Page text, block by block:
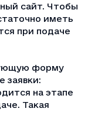
сайт. Чтобы
иметь
при подаче
форму
заявки:
на этапе
Такая